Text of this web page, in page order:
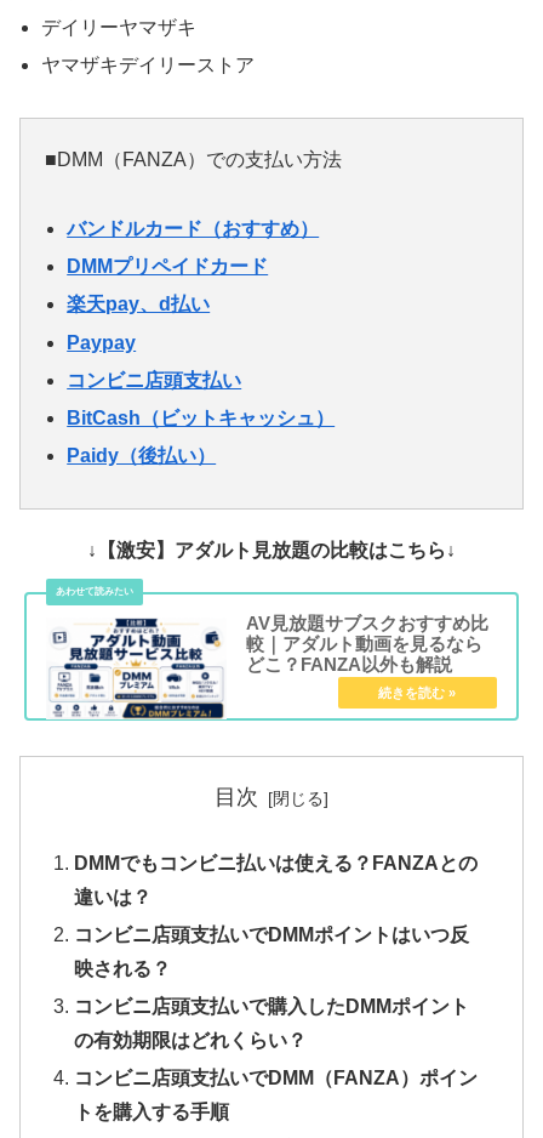
デイリーヤマザキ
ヤマザキデイリーストア
■DMM（FANZA）での支払い方法
バンドルカード（おすすめ）
DMMプリペイドカード
楽天pay、d払い
Paypay
コンビニ店頭支払い
BitCash（ビットキャッシュ）
Paidy（後払い）
↓【激安】アダルト見放題の比較はこちら↓
AV見放題サブスクおすすめ比
較｜アダルト動画を見るなら
どこ？FANZA以外も解説
目次
DMMでもコンビニ払いは使える？FANZAとの
違いは？
コンビニ店頭支払いでDMMポイントはいつ反
映される？
コンビニ店頭支払いで購入したDMMポイント
の有効期限はどれくらい？
コンビニ店頭支払いでDMM（FANZA）ポイン
トを購入する手順